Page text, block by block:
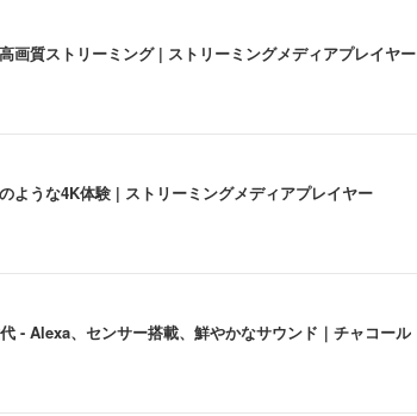
質ストリーミング | ストリーミングメディアプレイヤー
うな4K体験 | ストリーミングメディアプレイヤー
- Alexa、センサー搭載、鮮やかなサウンド｜チャコール